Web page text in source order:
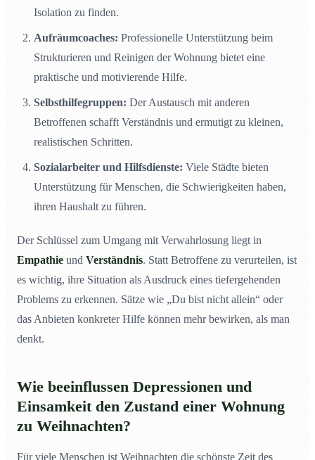
Isolation zu finden.
Aufräumcoaches: Professionelle Unterstützung beim
Strukturieren und Reinigen der Wohnung bietet eine
praktische und motivierende Hilfe.
Selbsthilfegruppen: Der Austausch mit anderen
Betroffenen schafft Verständnis und ermutigt zu kleinen,
realistischen Schritten.
Sozialarbeiter und Hilfsdienste: Viele Städte bieten
Unterstützung für Menschen, die Schwierigkeiten haben,
ihren Haushalt zu führen.
Der Schlüssel zum Umgang mit Verwahrlosung liegt in
Empathie und Verständnis. Statt Betroffene zu verurteilen, ist
es wichtig, ihre Situation als Ausdruck eines tiefergehenden
Problems zu erkennen. Sätze wie „Du bist nicht allein“ oder
das Anbieten konkreter Hilfe können mehr bewirken, als man
denkt.
Wie beeinflussen Depressionen und
Einsamkeit den Zustand einer Wohnung
zu Weihnachten?
Für viele Menschen ist Weihnachten die schönste Zeit des